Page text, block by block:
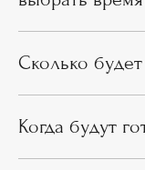
Сколько
Когда будут